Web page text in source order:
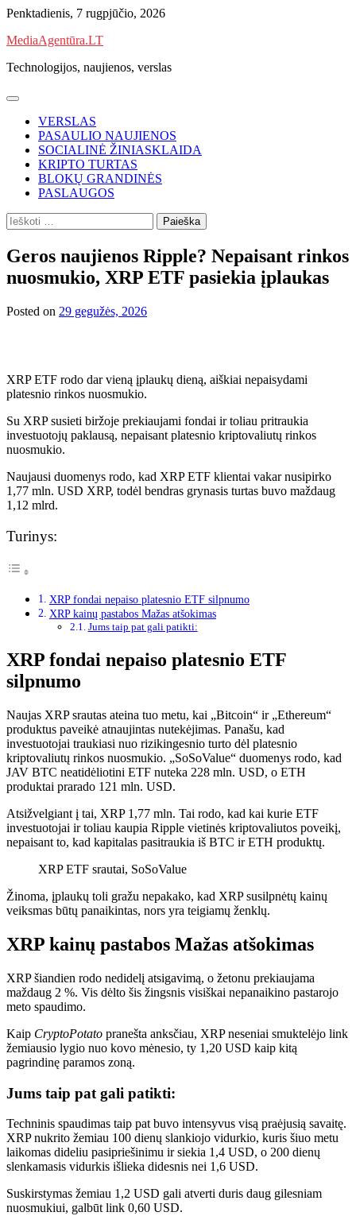
Skip
content
Penktadienis, 7 rugpjūčio, 2026
MediaAgentūra.LT
Technologijos, naujienos, verslas
VERSLAS
PASAULIO NAUJIENOS
SOCIALINĖ ŽINIASKLAIDA
KRIPTO TURTAS
BLOKŲ GRANDINĖS
PASLAUGOS
Ieškoti:
Geros naujienos Ripple? Nepaisant rinkos
nuosmukio, XRP ETF pasiekia įplaukas
Posted on 29 gegužės, 2026
XRP ETF rodo dar vieną įplaukų dieną, aiškiai nepaisydami
platesnio rinkos nuosmukio.
Su XRP susieti biržoje prekiaujami fondai ir toliau pritraukia
investuotojų paklausą, nepaisant platesnio kriptovaliutų rinkos
nuosmukio.
Naujausi duomenys rodo, kad XRP ETF klientai vakar nusipirko
1,77 mln. USD XRP, todėl bendras grynasis turtas buvo maždaug
1,12 mlrd.
Turinys:
XRP fondai nepaiso platesnio ETF silpnumo
XRP kainų pastabos Mažas atšokimas
Jums taip pat gali patikti:
XRP fondai nepaiso platesnio ETF
silpnumo
Naujas XRP srautas ateina tuo metu, kai „Bitcoin“ ir „Ethereum“
produktus paveikė atnaujintas nutekėjimas. Panašu, kad
investuotojai traukiasi nuo rizikingesnio turto dėl platesnio
kriptovaliutų rinkos nuosmukio. „SoSoValue“ duomenys rodo, kad
JAV BTC neatidėliotini ETF nuteka 228 mln. USD, o ETH
produktai prarado 121 mln. USD.
Atsižvelgiant į tai, XRP 1,77 mln. Tai rodo, kad kai kurie ETF
investuotojai ir toliau kaupia Ripple vietinės kriptovaliutos poveikį,
nepaisant to, kad kapitalas pasitraukia iš BTC ir ETH produktų.
XRP ETF srautai, SoSoValue
Žinoma, įplaukų toli gražu nepakako, kad XRP susilpnėtų kainų
veiksmas būtų panaikintas, nors yra teigiamų ženklų.
XRP kainų pastabos Mažas atšokimas
XRP šiandien rodo nedidelį atsigavimą, o žetonu prekiaujama
maždaug 2 %. Vis dėlto šis žingsnis visiškai nepanaikino pastarojo
meto spaudimo.
Kaip CryptoPotato pranešta anksčiau, XRP neseniai smuktelėjo link
žemiausio lygio nuo kovo mėnesio, ty 1,20 USD kaip kitą
pagrindinę paramos zoną.
Jums taip pat gali patikti:
Techninis spaudimas taip pat buvo intensyvus visą praėjusią savaitę.
XRP nukrito žemiau 100 dienų slankiojo vidurkio, kuris šiuo metu
laikomas dideliu pasipriešinimu ir siekia 1,4 USD, o 200 dienų
slenkamasis vidurkis išlieka didesnis nei 1,6 USD.
Suskirstymas žemiau 1,2 USD gali atverti duris daug gilesniam
nuosmukiui, galbūt link 0,60 USD.